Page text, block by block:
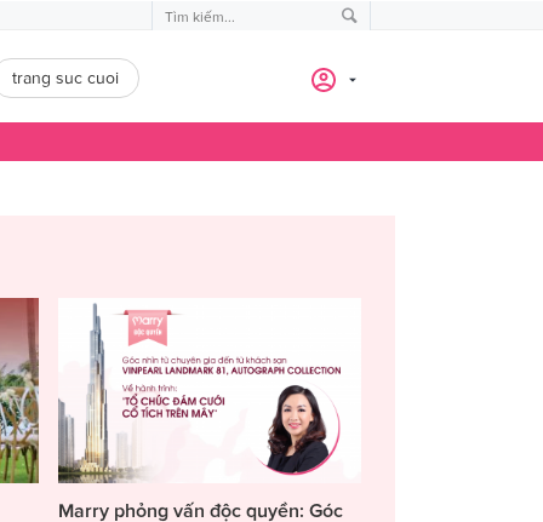
trang suc cuoi
Marry phỏng vấn độc quyền: Góc